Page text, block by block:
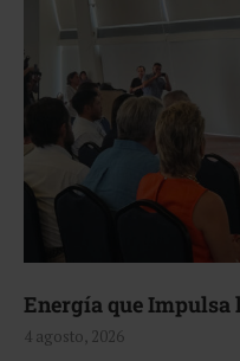
Energía que
4 agosto, 2026